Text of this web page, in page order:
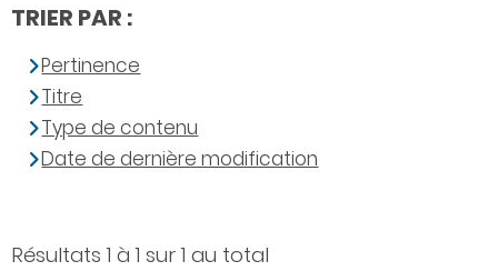
Résultats 1 à 1 sur 1 au total
TRIER PAR :
Pertinence
Titre
Type de contenu
Date de dernière modification